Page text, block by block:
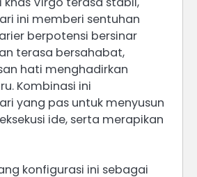
ini memberi sentuhan
berpotensi bersinar
terasa bersahabat,
hati menghadirkan
Kombinasi ini
yang pas untuk menyusun
ide, serta merapikan
konfigurasi ini sebagai